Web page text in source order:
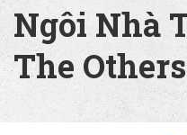
Ngôi Nhà
The